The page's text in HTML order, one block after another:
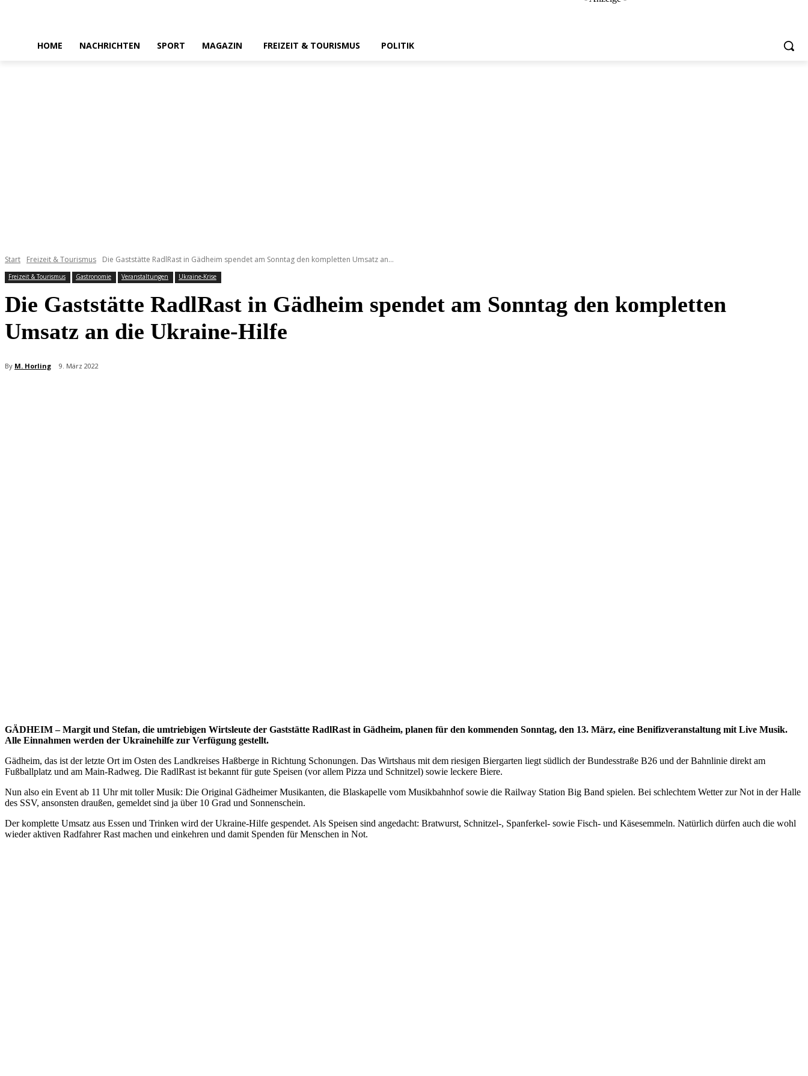
HOME NACHRICHTEN SPORT MAGAZIN FREIZEIT & TOURISMUS POLITIK
Start Freizeit & Tourismus Die Gaststätte RadlRast in Gädheim spendet am Sonntag den kompletten Umsatz an...
Freizeit & Tourismus Gastronomie Veranstaltungen Ukraine-Krise
Die Gaststätte RadlRast in Gädheim spendet am Sonntag den kompletten
Umsatz an die Ukraine-Hilfe
By M. Horling 9. März 2022
GÄDHEIM – Margit und Stefan, die umtriebigen Wirtsleute der Gaststätte RadlRast in Gädheim, planen für den kommenden Sonntag, den 13. März, eine Benifizveranstaltung mit Live Musik.
Alle Einnahmen werden der Ukrainehilfe zur Verfügung gestellt.
Gädheim, das ist der letzte Ort im Osten des Landkreises Haßberge in Richtung Schonungen. Das Wirtshaus mit dem riesigen Biergarten liegt südlich der Bundesstraße B26 und der Bahnlinie direkt am
Fußballplatz und am Main-Radweg. Die RadlRast ist bekannt für gute Speisen (vor allem Pizza und Schnitzel) sowie leckere Biere.
Nun also ein Event ab 11 Uhr mit toller Musik: Die Original Gädheimer Musikanten, die Blaskapelle vom Musikbahnhof sowie die Railway Station Big Band spielen. Bei schlechtem Wetter zur Not in der Halle
des SSV, ansonsten draußen, gemeldet sind ja über 10 Grad und Sonnenschein.
Der komplette Umsatz aus Essen und Trinken wird der Ukraine-Hilfe gespendet. Als Speisen sind angedacht: Bratwurst, Schnitzel-, Spanferkel- sowie Fisch- und Käsesemmeln. Natürlich dürfen auch die wohl
wieder aktiven Radfahrer Rast machen und einkehren und damit Spenden für Menschen in Not.